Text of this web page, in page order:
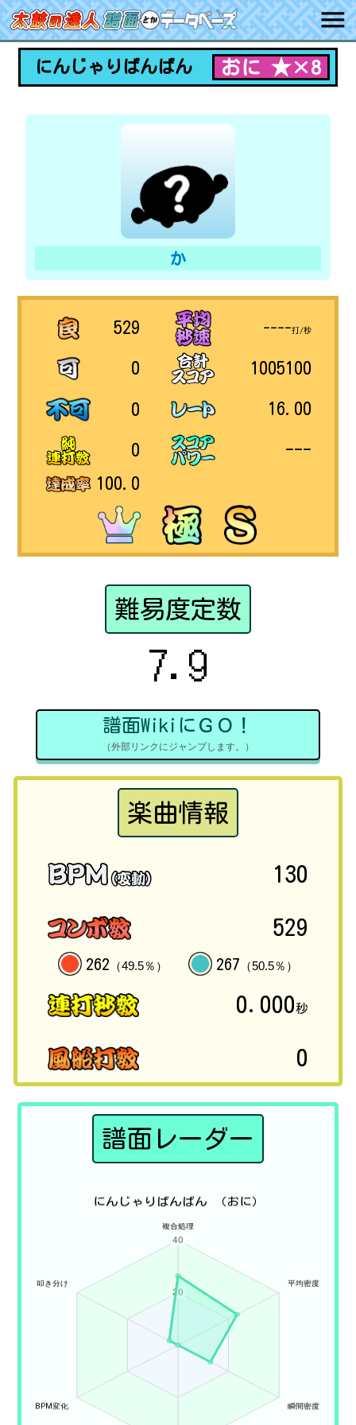
にんじゃりばんばん おに ★×8
か
529
0
0
0
100.0
----打/秒
1005100
16.00
---
難易度定数
7.9
譜面WikiにＧＯ！
（外部リンクにジャンプします。）
楽曲情報
130
529
262 （49.5％） 267 （50.5％）
0.000秒
0
譜面レーダー